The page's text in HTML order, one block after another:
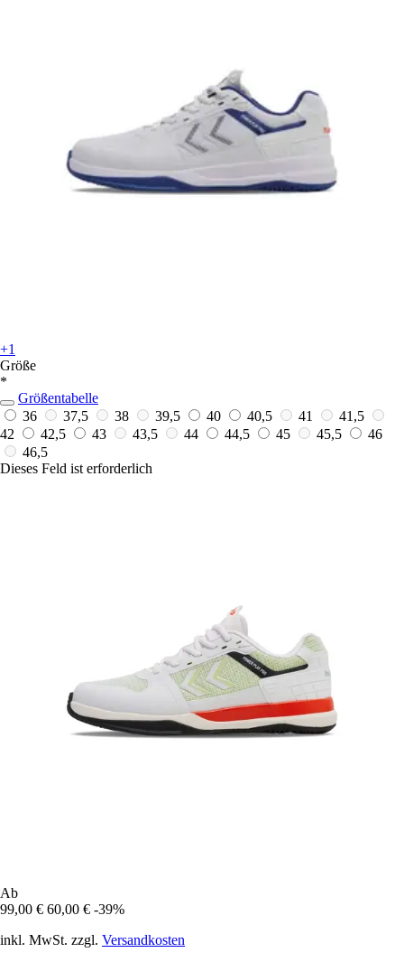
+1
Größe
*
Größentabelle
36
37,5 38 39,5 40 40,5 41
41,5
42
42,5 43 43,5 44 44,5 45 45,5
46
46,5
Dieses Feld ist erforderlich
Ab
99,00 € 60,00 € -39%
inkl. MwSt. zzgl. Versandkosten